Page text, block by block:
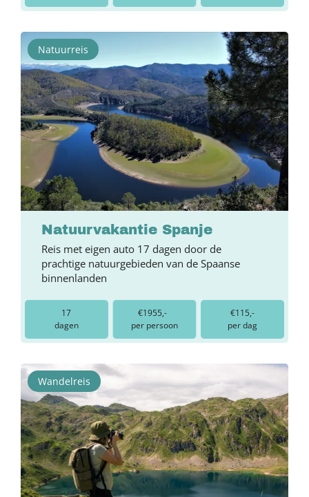
Natuurreis
Natuurvakantie Spanje
Reis met eigen auto 17 dagen door de
prachtige natuurgebieden van de Spaanse
binnenlanden
17
dagen
€1955,-
per persoon
€115,-
per dag
Wandelreis